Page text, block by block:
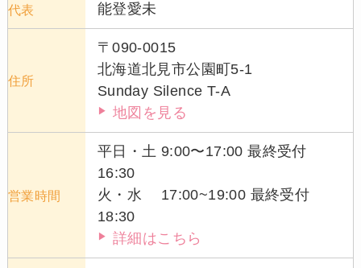
代表 能登愛未
住所
〒090-0015
北海道北見市公園町5-1
Sunday Silence T-A
地図を見る
営業時間
平日・土 9:00〜17:00 最終受付
16:30
火・水 17:00~19:00 最終受付
18:30
詳細はこちら